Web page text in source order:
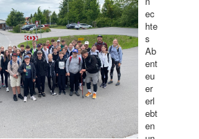
ec
hte
s
Ab
ent
eu
er
erl
ebt
en